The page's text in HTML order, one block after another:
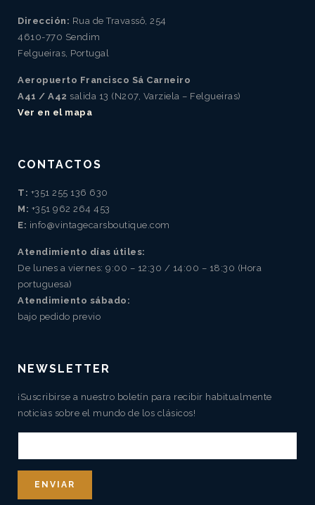
Dirección: Rua de Travassô, 254
4610-770 Sendim
Felgueiras, Portugal
Aeropuerto Francisco Sá Carneiro
A41 / A42 salida 13 (N207, Varziela – Felgueiras)
Ver en el mapa
CONTACTOS
T: +351 255 136 630
M: +351 962 264 453
E: info@vintagecarsboutique.com
Atendimiento días útiles:
De lunes a viernes: 9:00 – 12:30 / 14:00 – 18:30 (Hora
portuguesa)
Atendimiento sábado:
bajo pedido previo
NEWSLETTER
¡Suscribirse a nuestro boletín para recibir habitualmente
noticias sobre el mundo de los clásicos!